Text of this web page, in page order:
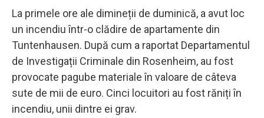
La primele ore ale dimineții de duminică, a avut loc
un incendiu într-o clădire de apartamente din
Tuntenhausen. După cum a raportat Departamentul
de Investigații Criminale din Rosenheim, au fost
provocate pagube materiale în valoare de câteva
sute de mii de euro. Cinci locuitori au fost răniți în
incendiu, unii dintre ei grav.